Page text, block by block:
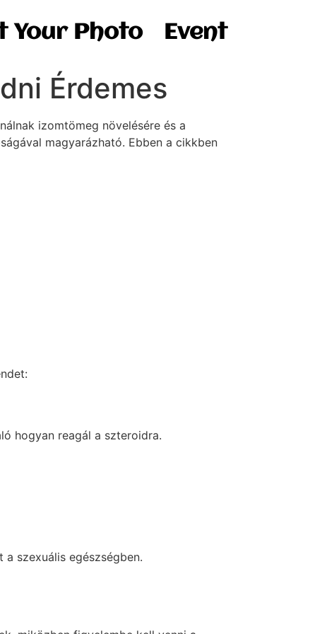
Your Photo Event
Érdemes
izomtömeg növelésére és a
magyarázható. Ebben a cikkben
hogyan reagál a szteroidra.
szexuális egészségben.